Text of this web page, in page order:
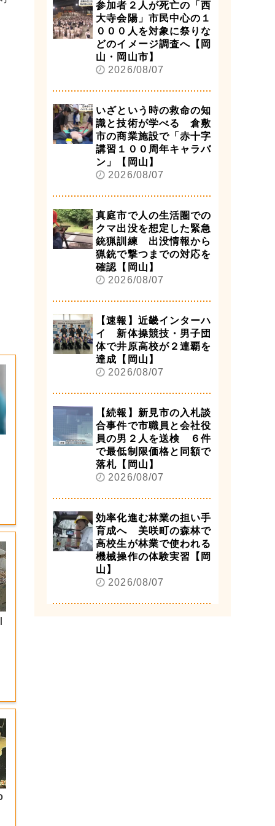
参加者２人が死亡の「西
大寺会陽」市民中心の１
０００人を対象に祭りな
どのイメージ調査へ【岡
山・岡山市】
2026/08/07
いざという時の救命の知
識と技術が学べる 倉敷
市の商業施設で「赤十字
講習１００周年キャラバ
ン」【岡山】
2026/08/07
真庭市で人の生活圏での
クマ出没を想定した緊急
銃猟訓練 出没情報から
猟銃で撃つまでの対応を
確認【岡山】
2026/08/07
【速報】近畿インターハ
イ 新体操競技・男子団
体で井原高校が２連覇を
達成【岡山】
2026/08/07
【続報】新見市の入札談
合事件で市職員と会社役
員の男２人を送検 ６件
で最低制限価格と同額で
落札【岡山】
2026/08/07
効率化進む林業の担い手
育成へ 美咲町の森林で
高校生が林業で使われる
機械操作の体験実習【岡
山】
2026/08/07